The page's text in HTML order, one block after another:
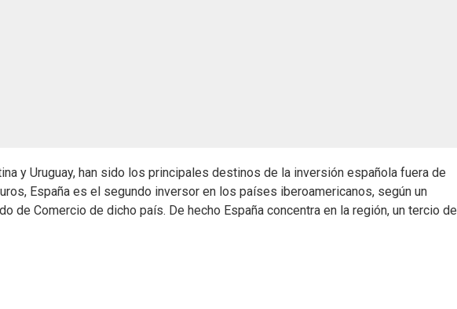
y Uruguay, han sido los principales destinos de la inversión española fuera de
España es el segundo inversor en los países iberoamericanos, según un
de Comercio de dicho país. De hecho España concentra en la región, un tercio de